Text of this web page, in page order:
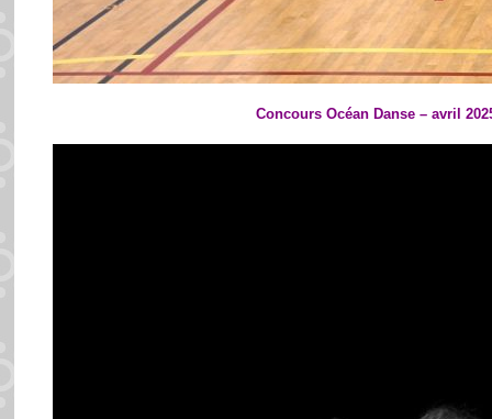
Concours Océan Danse – avril